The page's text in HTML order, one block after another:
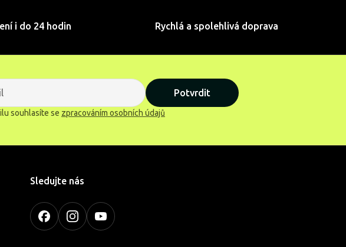
i do 24 hodin Rychlá a spolehlivá doprava
Potvrdit
souhlasíte se zpracováním osobních údajů
Sledujte nás